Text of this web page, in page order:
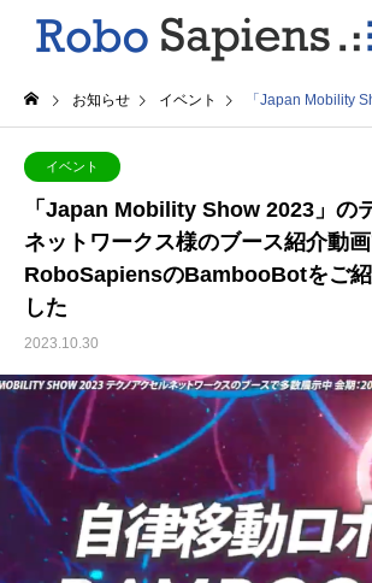
お知らせ イベント 「Japan Mobility Show 2023」のテクノアクセルネットワークス様
イベント
「Japan Mobility Show 2023」の
ネットワークス様のブース紹介動画
RoboSapiensのBambooBotをご紹
した
2023.10.30